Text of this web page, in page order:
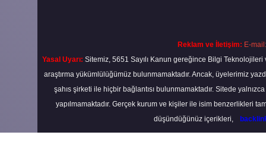
Reklam ve İletişim: E-mail:
Yasal Uyarı: Sitemiz, 5651 Sayılı Kanun gereğince Bilgi
araştırma yükümlülüğümüz bulunmamaktadır. Ancak, üyelerimiz
şahıs şirketi ile hiçbir bağlantısı bulunmamaktadır. Sitede
yapılmamaktadır. Gerçek kurum ve kişiler ile isim benzerlikleri
düşündüğünüz içerikleri,